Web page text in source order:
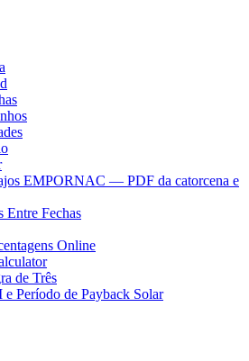
EMPORNAC — PDF da catorcena e
Entre Fechas
Online
de Três
Período de Payback Solar